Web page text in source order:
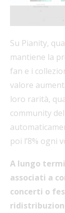
Su Pianity,
mantiene la
fan e i
valore
loro rarità,
community
poi l’8% ogni
A lungo
associati a
concerti o